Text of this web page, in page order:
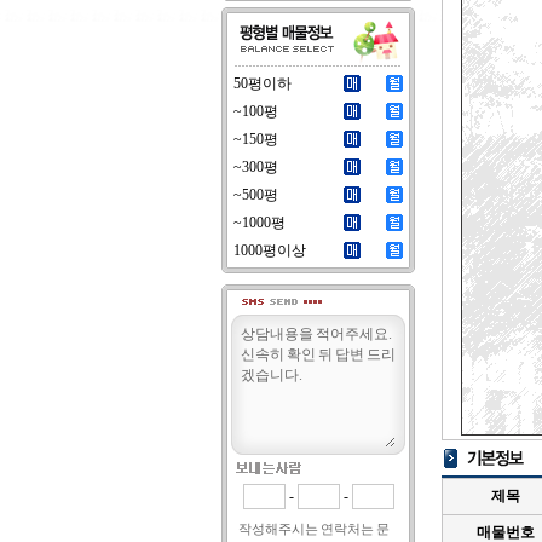
50평이하
~100평
~150평
~300평
~500평
~1000평
1000평이상
- -
작성해주시는 연락처는 문
제목
매물번호